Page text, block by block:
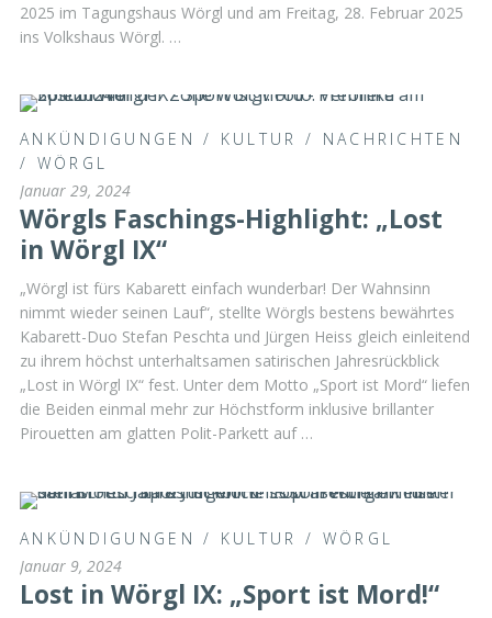
2025 im Tagungshaus Wörgl und am Freitag, 28. Februar 2025
ins Volkshaus Wörgl. …
ANKÜNDIGUNGEN / KULTUR / NACHRICHTEN
/ WÖRGL
Januar 29, 2024
Wörgls Faschings-Highlight: „Lost
in Wörgl IX“
„Wörgl ist fürs Kabarett einfach wunderbar! Der Wahnsinn
nimmt wieder seinen Lauf“, stellte Wörgls bestens bewährtes
Kabarett-Duo Stefan Peschta und Jürgen Heiss gleich einleitend
zu ihrem höchst unterhaltsamen satirischen Jahresrückblick
„Lost in Wörgl IX“ fest. Unter dem Motto „Sport ist Mord“ liefen
die Beiden einmal mehr zur Höchstform inklusive brillanter
Pirouetten am glatten Polit-Parkett auf …
ANKÜNDIGUNGEN / KULTUR / WÖRGL
Januar 9, 2024
Lost in Wörgl IX: „Sport ist Mord!“